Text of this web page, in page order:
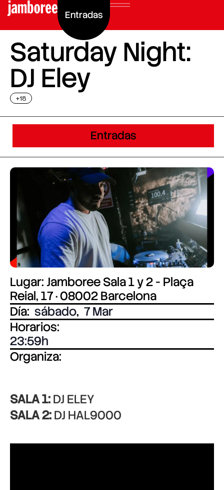
Entradas
Saturday Night:
DJ Eley
+18
Entradas
Lugar: Jamboree Sala 1 y 2 - Plaça
Reial, 17 · 08002 Barcelona
Día: sábado, 7 Mar
Horarios:
23:59
Organiza:
SALA 1:DJ ELEY
SALA 2:DJ HAL9000